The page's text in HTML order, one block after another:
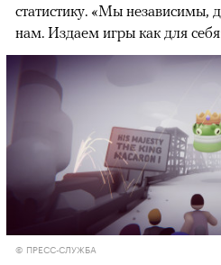
статистику. «Мы независимы,
нам. Издаем игры как для
© ПРЕСС-СЛУЖБА